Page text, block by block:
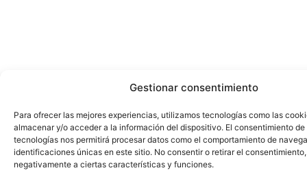
Gestionar consentimiento
Para ofrecer las mejores experiencias, utilizamos tecnologías como las
almacenar y/o acceder a la información del dispositivo. El consentimiento de
tecnologías nos permitirá procesar datos como el comportamiento de
identificaciones únicas en este sitio. No consentir o retirar el
negativamente a ciertas características y funciones.